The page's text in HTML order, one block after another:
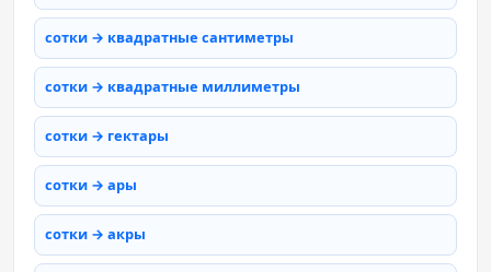
сотки → квадратные сантиметры
сотки → квадратные миллиметры
сотки → гектары
сотки → ары
сотки → акры